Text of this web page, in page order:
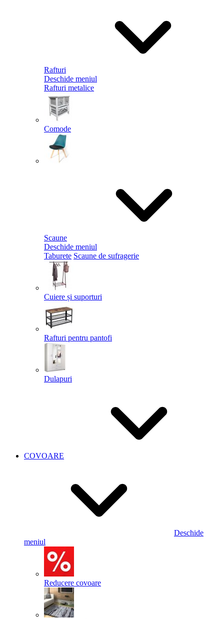
Rafturi
Deschide meniul
Rafturi metalice
Comode
Scaune
Deschide meniul
Taburete Scaune de sufragerie
Cuiere și suporturi
Rafturi pentru pantofi
Dulapuri
COVOARE
Deschide
meniul
Reducere covoare